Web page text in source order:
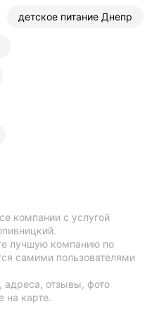
детское питание Днепр
компании с услугой
лучшую компанию по
самими пользователями
отзывы, фото
на карте.